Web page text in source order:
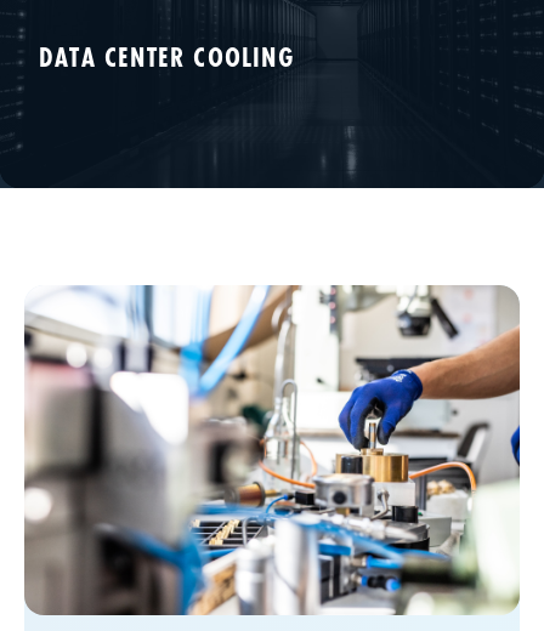
DATA CENTER COOLING
Hochverfügbare Kältekreise für KI- und Hyperscale-Rechenzentren.